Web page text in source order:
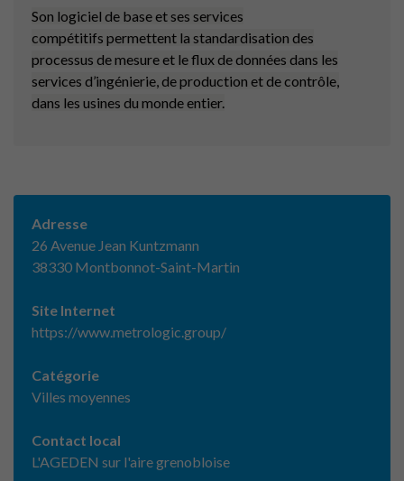
Son logiciel de base et ses services
compétitifs permettent la standardisation des
processus de mesure et le flux de données dans les
services d’ingénierie, de production et de contrôle,
dans les usines du monde entier.​
Adresse
26 Avenue Jean Kuntzmann
38330 Montbonnot-Saint-Martin
Site Internet
https://www.metrologic.group/
Catégorie
Villes moyennes
Contact local
L'AGEDEN sur l'aire grenobloise